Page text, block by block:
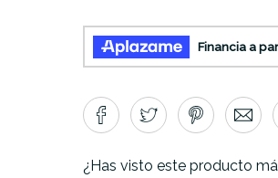
¿Has visto este producto